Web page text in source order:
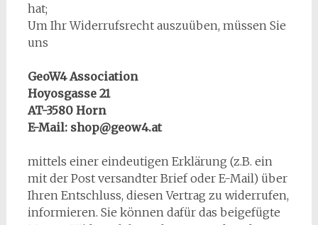
hat;
Um Ihr Widerrufsrecht auszuüben, müssen Sie
uns
GeoW4 Association
Hoyosgasse 21
AT-3580 Horn
E-Mail: shop@geow4.at
mittels einer eindeutigen Erklärung (z.B. ein
mit der Post versandter Brief oder E-Mail) über
Ihren Entschluss, diesen Vertrag zu widerrufen,
informieren. Sie können dafür das beigefügte